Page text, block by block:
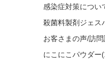
感染症対策につい
殺菌料製剤ジェス
お客さまの声/訪問
にこにこパウダー